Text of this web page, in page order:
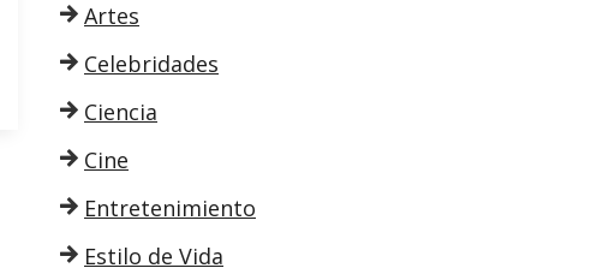
Artes
Celebridades
Ciencia
Cine
Entretenimiento
Estilo de Vida